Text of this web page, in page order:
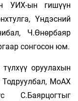
УИХ-ын гишүүн
Үндэсний
Ч.Өнөрбаяр
сонгосон юм.
оруулахын
МоАХ
С.Баярцогтыг